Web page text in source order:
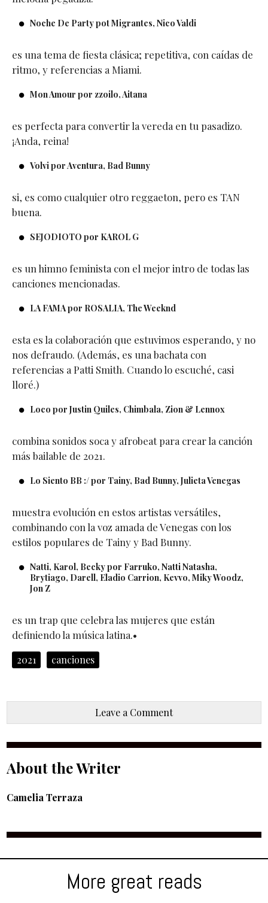
Noche De Party pot Migrantes, Nico Valdi
es una tema de fiesta clásica; repetitiva, con caídas de
ritmo, y referencias a Miami.
Mon Amour por zzoilo, Aitana
es perfecta para convertir la vereda en tu pasadizo.
¡Anda, reina!
Volvi por Aventura, Bad Bunny
si, es como cualquier otro reggaeton, pero es TAN
buena.
SEJODIOTO por KAROL G
es un himno feminista con el mejor intro de todas las
canciones mencionadas.
LA FAMA por ROSALIA, The Weeknd
esta es la colaboración que estuvimos esperando, y no
nos defraudo. (Además, es una bachata con
referencias a Patti Smith. Cuando lo escuché, casi
lloré.)
Loco por Justin Quiles, Chimbala, Zion & Lennox
combina sonidos soca y afrobeat para crear la canción
más bailable de 2021.
Lo Siento BB :/ por Tainy, Bad Bunny, Julieta Venegas
muestra evolución en estos artistas versátiles,
combinando con la voz amada de Venegas con los
estilos populares de Tainy y Bad Bunny.
Natti, Karol, Becky por Farruko, Natti Natasha,
Brytiago, Darell, Eladio Carrion, Kevvo, Miky Woodz,
Jon Z
es un trap que celebra las mujeres que están
definiendo la música latina.•
2021 canciones
Leave a Comment
About the Writer
Camelia Terraza
More great reads